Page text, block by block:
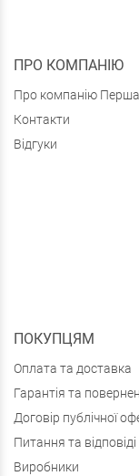
ПРО КОМПАНІЮ
Про компанію
Контакти
Відгуки
ПОКУПЦЯМ
Оплата та доставка
Гарантія та
Договір публічної
Питання та відповіді
Виробники